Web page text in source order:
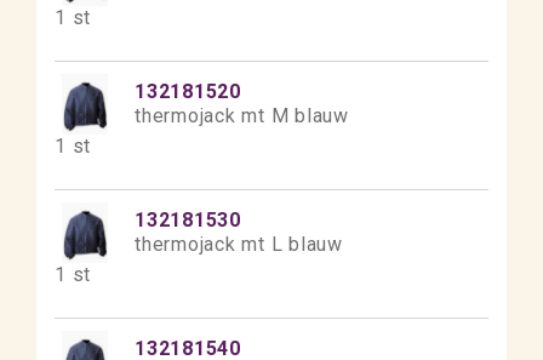
1 st
132181520
thermojack mt M blauw
1 st
132181530
thermojack mt L blauw
1 st
132181540